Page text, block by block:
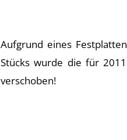
Aufgrund eines
Stücks wurde die für
verschoben!